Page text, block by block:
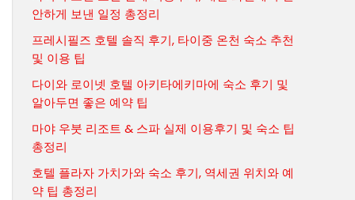
안하게 보낸 일정 총정리
프레시필즈 호텔 솔직 후기, 타이중 온천 숙소 추천
및 이용 팁
다이와 로이넷 호텔 아키타에키마에 숙소 후기 및
알아두면 좋은 예약 팁
마야 우붓 리조트 & 스파 실제 이용후기 및 숙소 팁
총정리
호텔 플라자 가치가와 숙소 후기, 역세권 위치와 예
약 팁 총정리